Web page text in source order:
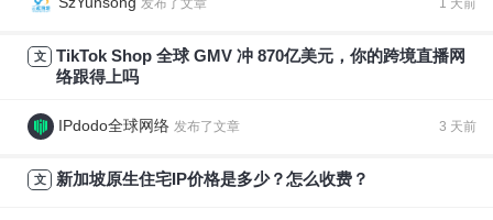
文
TikTok Shop 全球 GMV 冲 870亿美元，你的跨境直播网
络跟得上吗
IPdodo全球网络 发布了文章 3 天前
文 新加坡原生住宅IP价格是多少？怎么收费？